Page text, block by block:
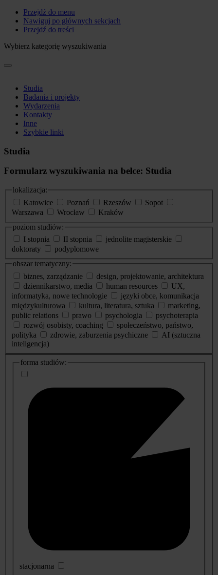
Przejdź do menu
Nawiguj po głównych sekcjach
Przejdź do treści
Wybierz kategorię wyszukiwania
Studia
Badania i projekty
Wydarzenia
Kontakty
Inne
Szybkie linki
Studia
Formularz wyszukiwania na belce: Studia
lokalizacja:
Katowice
Poznań Rzeszów
Sopot
Warszawa
Wrocław
Kraków
poziom studiów:
I stopnia
II stopnia
jednolite magisterskie
doktoraty
podyplomowe
obszar tematyczny:
biznes, zarządzanie
design, projektowanie, architektura
dziennikarstwo, media
human resources
UX,
informatyka, nowe technologie
języki obce, komunikacja
międzykulturowa
kultura, literatura, sztuka
marketing,
public relations
prawo psychologia
psychoterapia
rozwój osobisty, coaching
społeczeństwo, państwo,
polityka
zdrowie, zaburzenia psychiczne
AI (sztuczna
inteligencja)
dodatkowe
informacje
forma studiów:
stacjonarna